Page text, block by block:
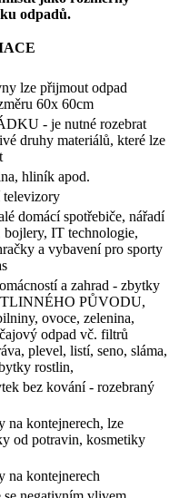
odpadů.
lze přijmout odpad
60x 60cm
- je nutné rozebrat
druhy materiálů, které lze
hliník apod.
televizory
domácí spotřebiče, nářadí
bojlery, IT technologie,
a vybavení pro sporty
a zahrad - zbytky
PŮVODU,
ovoce, zelenina,
odpad vč. filtrů
plevel, listí, seno, sláma,
rostlin,
bez kování - rozebraný
na kontejnerech, lze
od potravin, kosmetiky
na kontejnerech